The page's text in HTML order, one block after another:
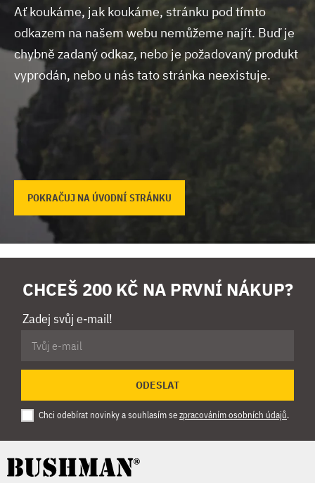
Ať koukáme, jak koukáme, stránku pod tímto
odkazem na našem webu nemůžeme najít. Buď je
chybně zadaný odkaz, nebo je požadovaný produkt
vyprodán, nebo u nás tato stránka neexistuje.
POKRAČUJ NA ÚVODNÍ STRÁNKU
CHCEŠ 200 KČ NA PRVNÍ NÁKUP?
Zadej svůj e-mail!
ODESLAT
Chci odebírat novinky a souhlasím sezpracováním osobních údajů.